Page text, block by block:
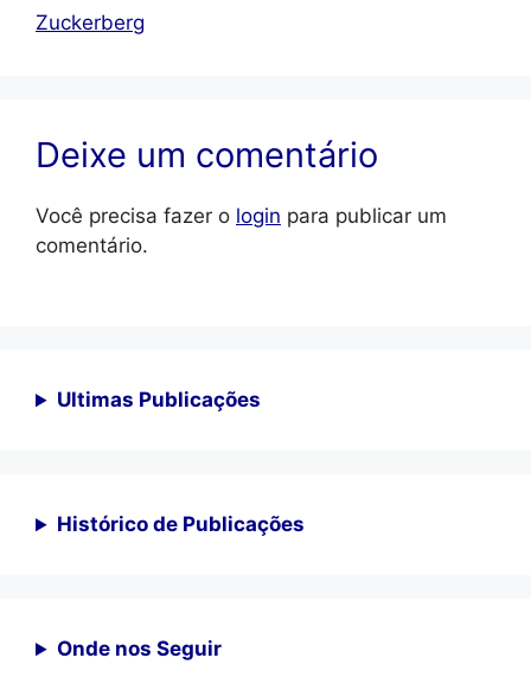
Zuckerberg
Deixe um comentário
Você precisa fazer o login para publicar um
comentário.
Ultimas Publicações
Histórico de Publicações
Onde nos Seguir